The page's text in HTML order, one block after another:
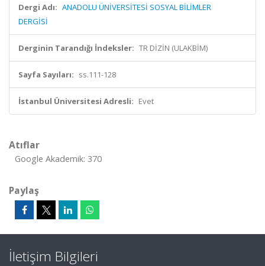
Dergi Adı: ANADOLU ÜNİVERSİTESİ SOSYAL BİLİMLER
DERGİSİ
Derginin Tarandığı İndeksler: TR DİZİN (ULAKBİM)
Sayfa Sayıları: ss.111-128
İstanbul Üniversitesi Adresli: Evet
Atıflar
Google Akademik: 370
Paylaş
İletişim Bilgileri